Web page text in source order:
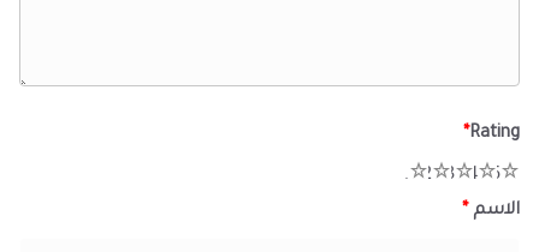
Rating
*
5
4
3
2
الاسم *